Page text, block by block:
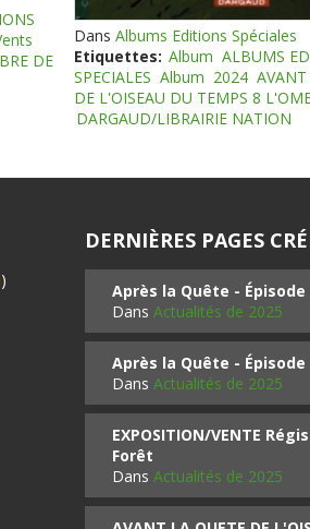
DE
Dans Albums Editions Spéciales
Etiquettes: Album ALBUMS
SPECIALES Album 2024
DE L'OISEAU DU TEMPS 8
DARGAUD/LIBRAIRIE NATION
)
DERNIÈRES PAGES
Après la Quête - Épisode
Dans Actualités de 2025
Après la Quête - Épisode
Dans Actualités de 2025
EXPOSITION/VENTE
Forêt
Dans Actualités de 2025